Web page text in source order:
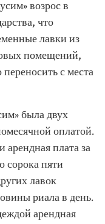
возрос в
что
лавки из
помещений,
с места
была двух
оплатой.
арендная плата за
сорока пяти
лавок
риала в день.
арендная